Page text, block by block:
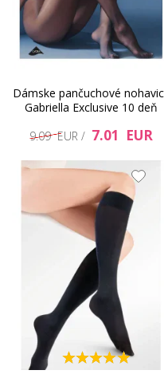
Dámske pančuchové
Gabriella Exclusive 10 deň
9.09 EUR / 7.01 EUR